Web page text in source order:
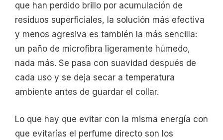
que han perdido brillo por acumulación de
residuos superficiales, la solución más efectiva
y menos agresiva es también la más sencilla:
un paño de microfibra ligeramente húmedo,
nada más. Se pasa con suavidad después de
cada uso y se deja secar a temperatura
ambiente antes de guardar el collar.
Lo que hay que evitar con la misma energía con
que evitarías el perfume directo son los